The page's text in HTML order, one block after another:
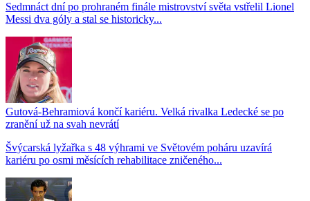
Sedmnáct dní po prohraném finále mistrovství světa vstřelil Lionel
Messi dva góly a stal se historicky...
Gutová-Behramiová končí kariéru. Velká rivalka Ledecké se po
zranění už na svah nevrátí
Švýcarská lyžařka s 48 výhrami ve Světovém poháru uzavírá
kariéru po osmi měsících rehabilitace zničeného...